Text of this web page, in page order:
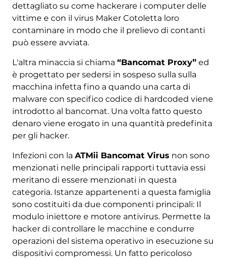
dettagliato su come hackerare i computer delle
vittime e con il virus Maker Cotoletta loro
contaminare in modo che il prelievo di contanti
può essere avviata.
L'altra minaccia si chiama “Bancomat Proxy”ed
è progettato per sedersi in sospeso sulla sulla
macchina infetta fino a quando una carta di
malware con specifico codice di hardcoded viene
introdotto al bancomat. Una volta fatto questo
denaro viene erogato in una quantità predefinita
per gli hacker.
Infezioni con la ATMii Bancomat Virus non sono
menzionati nelle principali rapporti tuttavia essi
meritano di essere menzionati in questa
categoria. Istanze appartenenti a questa famiglia
sono costituiti da due componenti principali: Il
modulo iniettore e motore antivirus. Permette la
hacker di controllare le macchine e condurre
operazioni del sistema operativo in esecuzione su
dispositivi compromessi. Un fatto pericoloso